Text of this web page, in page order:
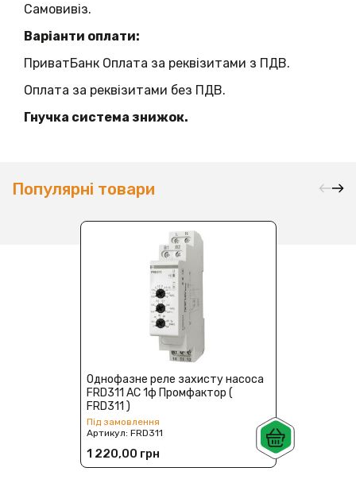
Самовивіз.
Варіанти оплати:
ПриватБанк Оплата за реквізитами з ПДВ.
Оплата за реквізитами без ПДВ.
Гнучка система знижок.
Популярні товари
Однофазне реле захисту насоса
FRD311 AC 1ф Промфактор (
FRD311 )
Під замовлення
Артикул:FRD311
1 220,00 грн